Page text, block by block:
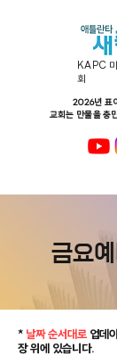
KAPC
회
2026년 표
교회는 만물을 충
금요
* 날짜 순서대로 업데
장 위에 있습니다.